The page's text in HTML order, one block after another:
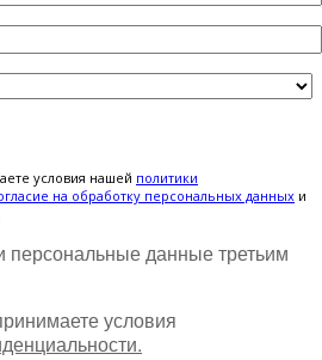
условия нашей политики
на обработку персональных данных и
данные третьим
условия